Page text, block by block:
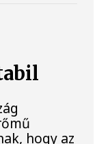
hogy az